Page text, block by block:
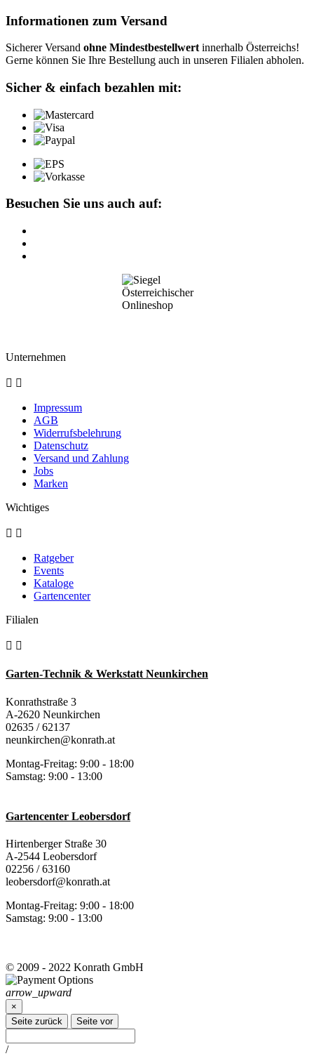
Informationen zum Versand
Sicherer Versand ohne Mindestbestellwert innerhalb Österreichs!
Gerne können Sie Ihre Bestellung auch in unseren Filialen abholen.
Sicher & einfach bezahlen mit:
Besuchen Sie uns auch auf:
Unternehmen
 
Impressum
AGB
Widerrufsbelehrung
Datenschutz
Versand und Zahlung
Jobs
Marken
Wichtiges
 
Ratgeber
Events
Kataloge
Gartencenter
Filialen
 
Garten-Technik & Werkstatt Neunkirchen
Konrathstraße 3
A-2620 Neunkirchen
02635 / 62137
neunkirchen@konrath.at
Montag-Freitag: 9:00 - 18:00
Samstag: 9:00 - 13:00
Gartencenter Leobersdorf
Hirtenberger Straße 30
A-2544 Leobersdorf
02256 / 63160
leobersdorf@konrath.at
Montag-Freitag: 9:00 - 18:00
Samstag: 9:00 - 13:00
© 2009 - 2022 Konrath GmbH
arrow_upward
×
Seite zurück
Seite vor
/